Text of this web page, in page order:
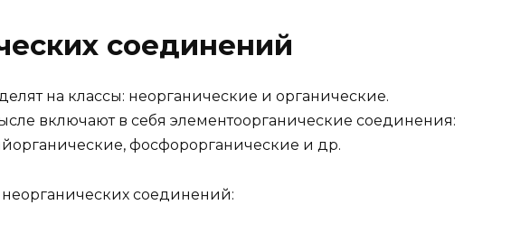
соединений
на классы: неорганические и органические.
включают в себя элементоорганические соединения:
фосфорорганические и др.
соединений: